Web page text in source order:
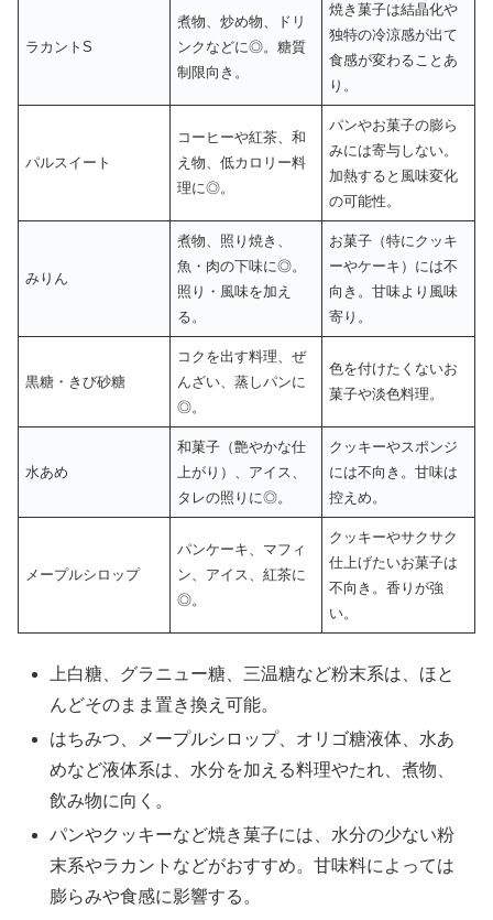
ラカントS
煮物、炒め物、ドリ
ンクなどに◎。糖質
制限向き。
焼き菓子は結晶化や
独特の冷涼感が出て
食感が変わることあ
り。
パルスイート
コーヒーや紅茶、和
え物、低カロリー料
理に◎。
パンやお菓子の膨ら
みには寄与しない。
加熱すると風味変化
の可能性。
みりん
煮物、照り焼き、
魚・肉の下味に◎。
照り・風味を加え
る。
お菓子（特にクッキ
ーやケーキ）には不
向き。甘味より風味
寄り。
黒糖・きび砂糖
コクを出す料理、ぜ
んざい、蒸しパンに
◎。
色を付けたくないお
菓子や淡色料理。
水あめ
和菓子（艶やかな仕
上がり）、アイス、
タレの照りに◎。
クッキーやスポンジ
には不向き。甘味は
控えめ。
メープルシロップ
パンケーキ、マフィ
ン、アイス、紅茶に
◎。
クッキーやサクサク
仕上げたいお菓子は
不向き。香りが強
い。
上白糖、グラニュー糖、三温糖など粉末系は、ほと
んどそのまま置き換え可能。
はちみつ、メープルシロップ、オリゴ糖液体、水あ
めなど液体系は、水分を加える料理やたれ、煮物、
飲み物に向く。
パンやクッキーなど焼き菓子には、水分の少ない粉
末系やラカントなどがおすすめ。甘味料によっては
膨らみや食感に影響する。